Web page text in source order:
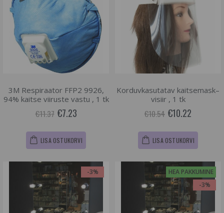
3M Respiraator FFP2 9926,
94% kaitse viiruste vastu , 1 tk
€11.37 €7.23
LISA OSTUKORVI
Korduvkasutatav kaitsemask–
visiir , 1 tk
€10.54 €10.22
LISA OSTUKORVI
-3%
HEA PAKKUMINE
-3%